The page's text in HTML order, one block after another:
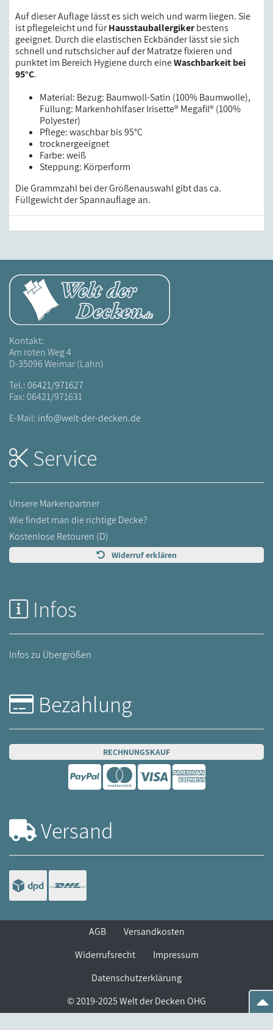
Auf dieser Auflage lässt es sich weich und warm liegen. Sie
ist pflegeleicht und fürHausstauballergikerbestens
geeignet. Durch die elastischen Eckbänder lässt sie sich
schnell und rutschsicher auf der Matratze fixieren und
punktet im Bereich Hygiene durch eineWaschbarkeit bei
95°C.
Material: Bezug: Baumwoll-Satin (100% Baumwolle),
Füllung: Markenhohlfaser Irisette® Megafil® (100%
Polyester)
Pflege: waschbar bis 95°C
trocknergeeignet
Farbe: weiß
Steppung: Körperform
Die Grammzahl bei der Größenauswahl gibt das ca.
Füllgewicht der Spannauflage an.
Kontakt:
Am roten Weg 4
D-35096 Weimar (Lahn)
Tel.:06421/971627
Fax: 06421/971631
E-Mail: info@welt-der-decken.de
Service
Unsere Markenpartner
Wie findet man die richtige Decke?
Kostenlose Retouren (D)
Widerruf erklären
Infos
Infos zu Übergrößen
Bezahlung
RECHNUNGSKAUF
Versand
AGB
Versandkosten
Widerrufsrecht
Impressum
Datenschutzerklärung
© 2019-2025 Welt der Decken OHG